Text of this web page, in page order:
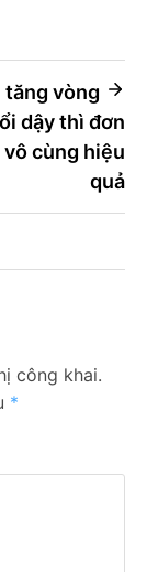
tăng vòng
dậy thì đơn
vô cùng hiệu
quả
công khai.
*